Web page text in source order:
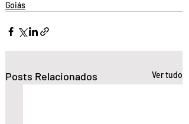
Goiás
Posts Relacionados Ver tudo